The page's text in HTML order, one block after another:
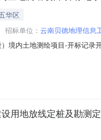
华区
招标单位： 云南贝德地理信息
境内土地测绘项目-开标记
科技有限公司0.00null已缴纳
用地放线定桩及勘测